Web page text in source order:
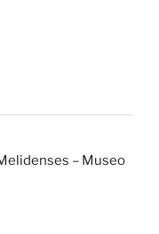
– Museo